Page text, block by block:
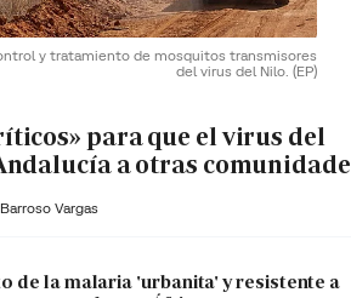
y tratamiento de mosquitos transmisores
del virus del Nilo. (EP)
para que el virus del
a otras
Vargas
de la malaria 'urbanita' y resistente a